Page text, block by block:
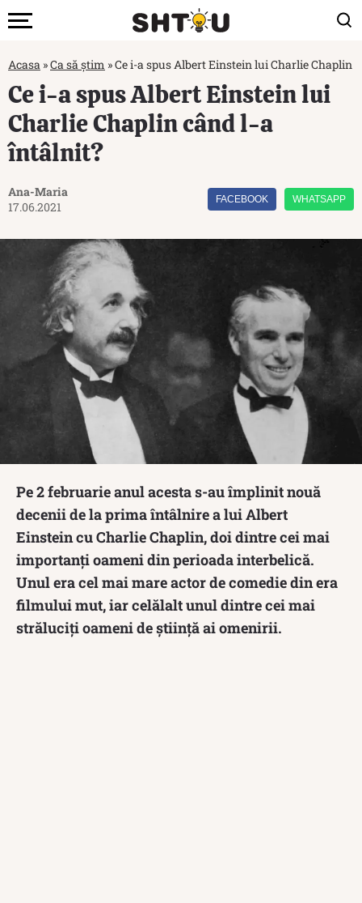
Acasa »Ca să știm »Ce i-a spus Albert Einstein lui Charlie Chaplin
Ce i-a spus Albert Einstein lui
Charlie Chaplin când l-a
întâlnit?
Ana-Maria
17.06.2021
FACEBOOK WHATSAPP
Pe 2 februarie anul acesta s-au împlinit nouă
decenii de la prima întâlnire a lui Albert
Einstein cu Charlie Chaplin, doi dintre cei mai
importanți oameni din perioada interbelică.
Unul era cel mai mare actor de comedie din era
filmului mut, iar celălalt unul dintre cei mai
străluciți oameni de știință ai omenirii.